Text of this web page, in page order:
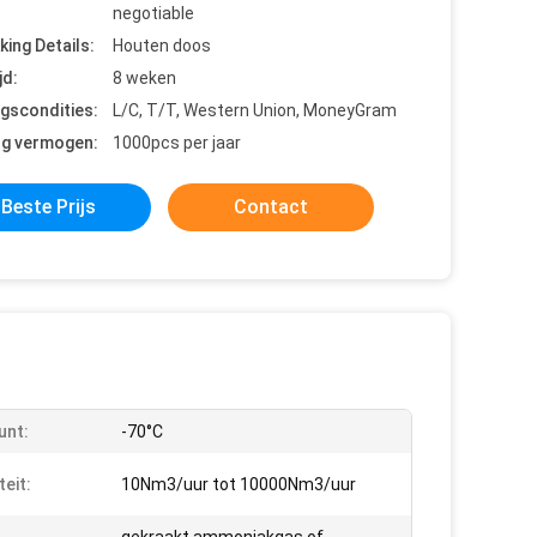
negotiable
Details:
Houten doos
8 weken
L/C, T/T, Western Union, MoneyGram
vermogen:
1000pcs per jaar
Beste Prijs Contact
-70°C
10Nm3/uur tot 10000Nm3/uur